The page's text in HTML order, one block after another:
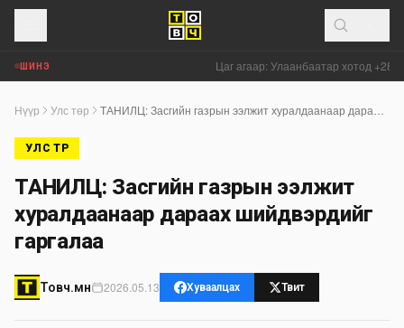
ШИНЭ Цаг агаар: Улаанбаатар хотод +28 градус
Нүүр Улс төр
УЛС ТӨР
ТАНИЛЦ: Засгийн газрын ээлжит
хуралдаанаар дараах шийдвэрүүдийг
гаргалаа
Товч.мн 2026.05.13 Хуваалцах Твит